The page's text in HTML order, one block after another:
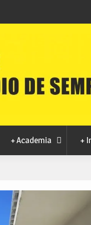
europeus de Brazilian
+ Academia +